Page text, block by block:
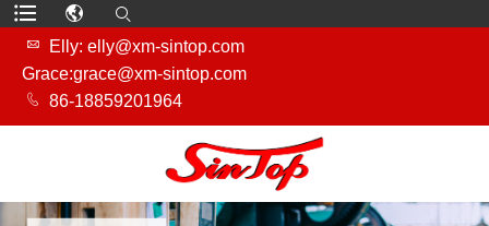

Elly: elly@xm-sintop.com
Grace:grace@xm-sintop.com
 86-18859201964